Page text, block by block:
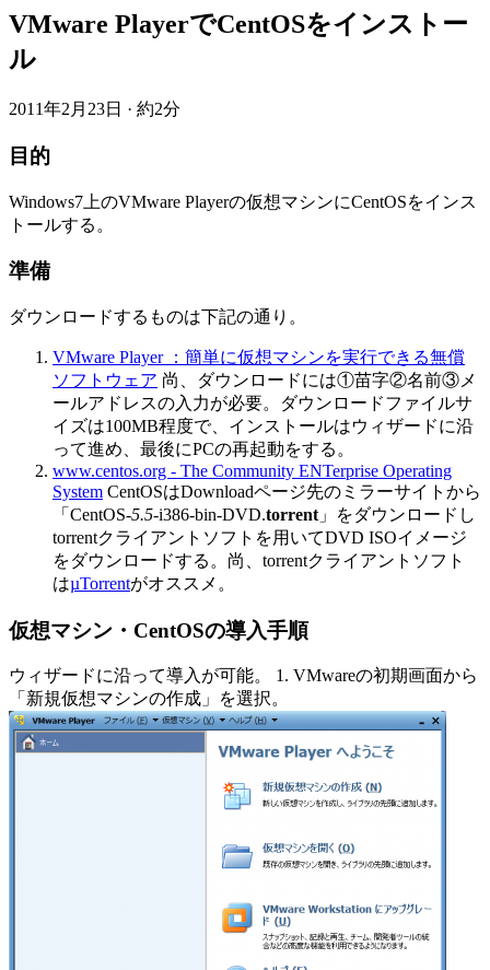
VMware PlayerでCentOSをインストー
ル
2011年2月23日 · 約2分
目的
Windows7上のVMware Playerの仮想マシンにCentOSをインス
トールする。
準備
ダウンロードするものは下記の通り。
VMware Player ：簡単に仮想マシンを実行できる無償
ソフトウェア 尚、ダウンロードには①苗字②名前③メ
ールアドレスの入力が必要。ダウンロードファイルサ
イズは100MB程度で、インストールはウィザードに沿
って進め、最後にPCの再起動をする。
www.centos.org - The Community ENTerprise Operating
System CentOSはDownloadページ先のミラーサイトから
「CentOS-5.5-i386-bin-DVD.torrent 」をダウンロードし
torrentクライアントソフトを用いてDVD ISOイメージ
をダウンロードする。尚、torrentクライアントソフト
はµTorrentがオススメ。
仮想マシン・CentOSの導入手順
ウィザードに沿って導入が可能。 1. VMwareの初期画面から
「新規仮想マシンの作成」を選択。